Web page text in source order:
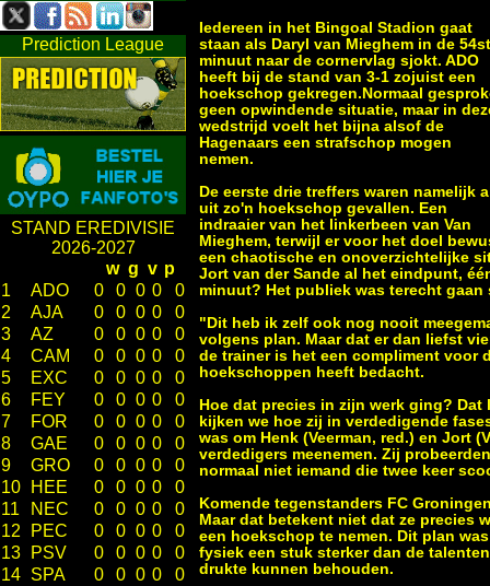
Prediction League
STAND EREDIVISIE
2026-2027
w g v p
1
ADO 0 0 0 0
0
2
AJA 0 0 0 0
0
3
AZ 0 0 0 0
0
4
CAM 0 0 0 0
0
5
EXC 0 0 0 0
0
6
FEY 0 0 0 0
0
7
FOR 0 0 0 0
0
8
GAE 0 0 0 0
0
9
GRO 0 0 0 0
0
10
HEE 0 0 0 0
0
11
NEC 0 0 0 0
0
12
PEC 0 0 0 0
0
13
PSV 0 0 0 0
0
14 SPA 0 0 0 0
0
Iedereen in het Bingoal Stadion gaat
staan als Daryl van Mieghem in de
minuut naar de cornervlag sjokt. ADO
heeft bij de stand van 3-1 zojuist een
hoekschop gekregen.Normaal
geen opwindende situatie, maar in
wedstrijd voelt het bijna alsof de
Hagenaars een strafschop mogen
nemen.
De eerste drie treffers waren namelijk
uit zo'n hoekschop gevallen. Een
indraaier van het linkerbeen van Van
Mieghem, terwijl er voor het doel
een chaotische en onoverzichtelijke
Jort van der Sande al het eindpunt,
minuut? Het publiek was terecht gaan
"Dit heb ik zelf ook nog nooit
volgens plan. Maar dat er dan liefst
de trainer is het een compliment voor
hoekschoppen heeft bedacht.
Hoe dat precies in zijn werk ging?
kijken we hoe zij in verdedigende
was om Henk (Veerman, red.) en Jort
verdedigers meenemen. Zij
normaal niet iemand die twee keer
Komende tegenstanders FC
Maar dat betekent niet dat ze precies
een hoekschop te nemen. Dit plan
fysiek een stuk sterker dan de
drukte kunnen behouden.